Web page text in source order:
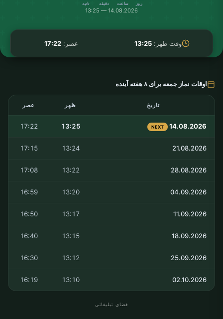
روز ساعت دقیقه ثانیه
14.08.2026 — 13:25
وقت ظهر: 13:25 عصر: 17:22
اوقات نماز جمعه برای ۸ هفته آینده
تاریخ ظهر عصر
14.08.2026
NEXT
13:25
17:22
21.08.2026
13:24
17:15
28.08.2026
13:22
17:08
04.09.2026
13:20
16:59
11.09.2026
13:17
16:50
18.09.2026
13:15
16:40
25.09.2026
13:12
16:30
02.10.2026
13:10
16:19
فضای تبلیغاتی